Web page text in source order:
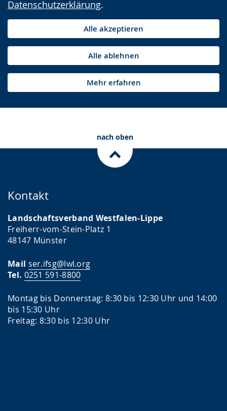
Datenschutzerklärung.
Alle akzeptieren
Alle ablehnen
Mehr erfahren
nach oben
Kontakt
Landschaftsverband Westfalen-Lippe
Freiherr-vom-Stein-Platz 1
48147 Münster
Mail ser.ifsg@lwl.org
Tel. 0251 591-8800
Montag bis Donnerstag: 8:30 bis 12:30 Uhr und 14:00
bis 15:30 Uhr
Freitag: 8:30 bis 12:30 Uhr